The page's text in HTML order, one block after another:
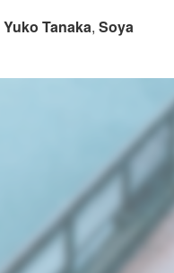
Yuko Tanaka, Soya